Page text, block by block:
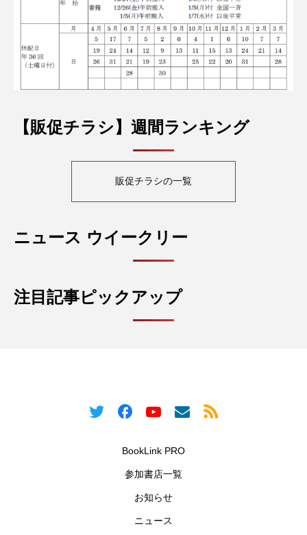
【販促チラシ】週間ランキング
販促チラシの一覧
ニュース ウイークリー
注目記事ピックアップ
BookLink PRO
参加書店一覧
お知らせ
ニュース